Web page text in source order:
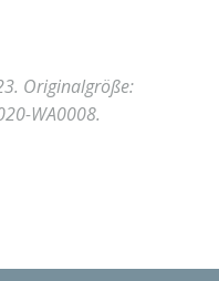
. Originalgröße:
WA0008.